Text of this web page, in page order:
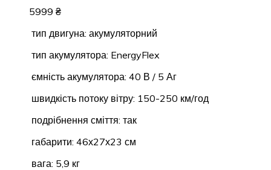
5999 ₴
тип двигуна: акумуляторний
тип акумулятора: EnergyFlex
ємність акумулятора: 40 В / 5 Аг
швидкість потоку вітру: 150-250 км/год
подрібнення сміття: так
габарити: 46х27х23 см
вага: 5,9 кг